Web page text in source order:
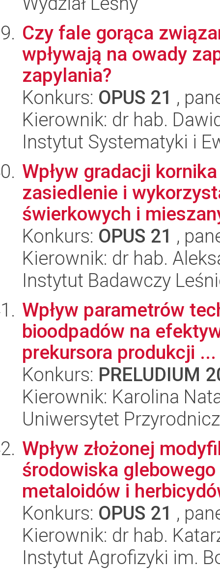
Czy fale gorąca
wpływają na owady
zapylania?
Konkurs: OPUS 21 ,
Kierownik: dr hab.
Instytut Systematyki i
Wpływ gradacji
zasiedlenie i
świerkowych i
Konkurs: OPUS 21 ,
Kierownik: dr hab.
Instytut Badawczy
Wpływ parametrów
bioodpadów na
prekursora produkcji ...
Konkurs: PRELUDIUM
Kierownik: Karolina
Uniwersytet
Wpływ złożonej
środowiska
metaloidów i
Konkurs: OPUS 21 ,
Kierownik: dr hab.
Instytut Agrofizyki im.